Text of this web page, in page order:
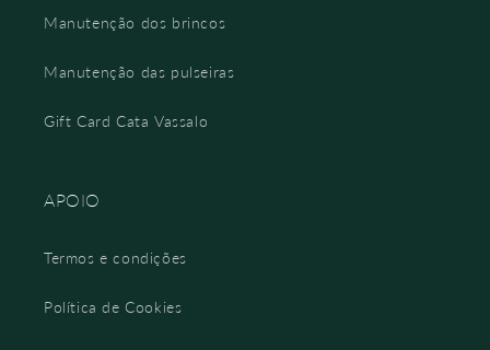
Manutenção dos brincos
Manutenção das pulseiras
Gift Card Cata Vassalo
APOIO
Termos e condições
Política de Cookies